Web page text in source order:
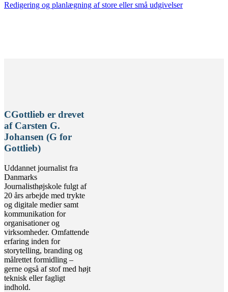
Redigering og planlægning af store eller små udgivelser
CGottlieb er drevet
af Carsten G.
Johansen (G for
Gottlieb)
Uddannet journalist fra
Danmarks
Journalisthøjskole fulgt af
20 års arbejde med trykte
og digitale medier samt
kommunikation for
organisationer og
virksomheder. Omfattende
erfaring inden for
storytelling, branding og
målrettet formidling –
gerne også af stof med højt
teknisk eller fagligt
indhold.